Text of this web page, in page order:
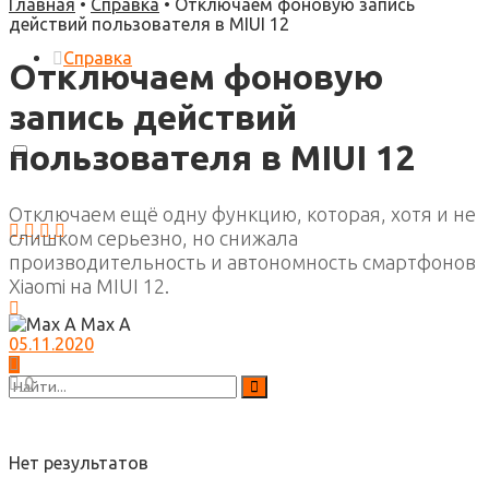
Справка
Нет результатов
Главная • Справка • Отключаем фоновую запись
действий пользователя в MIUI 12
Отключаем фоновую
запись действий
пользователя в MIUI 12
Отключаем ещё одну функцию, которая, хотя и не
слишком серьезно, но снижала
производительность и автономность смартфонов
Xiaomi на MIUI 12.
Max A
05.11.2020
0